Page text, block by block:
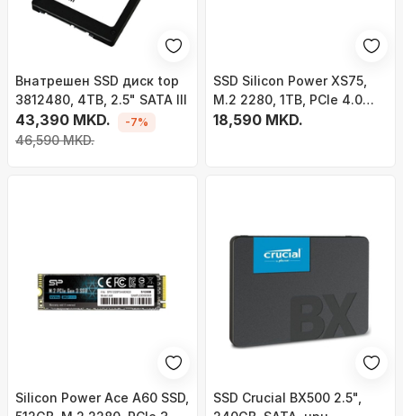
Внатрешен SSD диск top
3812480, 4TB, 2.5" SATA III
43,390 MKD.
46,590 MKD.
-7%
SSD Silicon Power XS75,
M.2 2280, 1TB, PCIe 4.0
NVMe
18,590 MKD.
Silicon Power Ace A60 SSD,
SSD Crucial BX500 2.5",